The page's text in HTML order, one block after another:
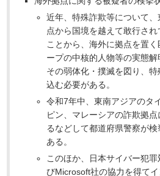
近年、特殊詐欺等について
点から国境を越えて敢行さ
ことから、海外に拠点を置
ープの中核的人物等の実態解
その弱体化・撲滅を図り、特
込む必要がある。
令和7年中、東南アジアのタ
ピン、マレーシアの詐欺拠
るなどして都道府県警察が
ある。
このほか、日本サイバー犯
びMicrosoft社の協力を得て